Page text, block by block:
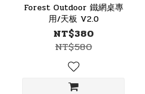
Forest Outdoor 鐵網桌專
用/天板 V2.0
NT$380
NT$580